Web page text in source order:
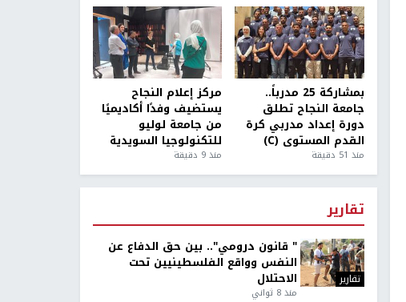
بمشاركة 25 مدرباً..
جامعة النجاح تطلق
دورة إعداد مدربي كرة
القدم المستوى (C)
منذ 51 دقيقة
مركز إعلام النجاح
يستضيف وفدًا أكاديميًا
من جامعة لوليو
للتكنولوجيا السويدية
منذ 9 دقيقة
تقارير
تقارير
" قانون درومي".. بين حق الدفاع عن
النفس وواقع الفلسطينيين تحت
الاحتلال
منذ 8 ثواني